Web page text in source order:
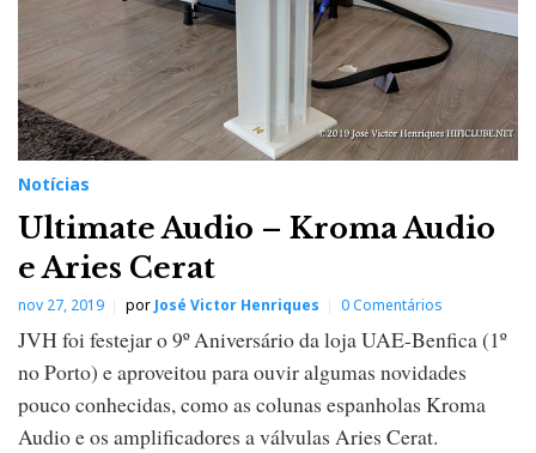
Notícias
Ultimate Audio – Kroma Audio
e Aries Cerat
nov 27, 2019 por José Victor Henriques 0 Comentários
JVH foi festejar o 9º Aniversário da loja UAE-Benfica (1º
no Porto) e aproveitou para ouvir algumas novidades
pouco conhecidas, como as colunas espanholas Kroma
Audio e os amplificadores a válvulas Aries Cerat.